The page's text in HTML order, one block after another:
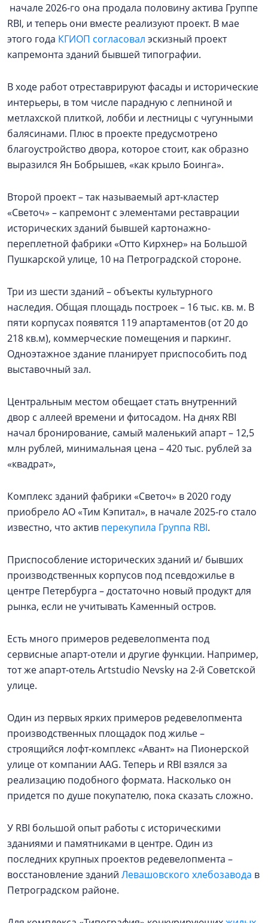
начале 2026-го она продала половину актива Группе
RBI, и теперь они вместе реализуют проект. В мае
этого года КГИОП согласовал эскизный проект
капремонта зданий бывшей типографии.
В ходе работ отреставрируют фасады и исторические
интерьеры, в том числе парадную с лепниной и
метлахской плиткой, лобби и лестницы с чугунными
балясинами. Плюс в проекте предусмотрено
благоустройство двора, которое стоит, как образно
выразился Ян Бобрышев, «как крыло Боинга».
Второй проект – так называемый арт-кластер
«Светоч» – капремонт с элементами реставрации
исторических зданий бывшей картонажно-
переплетной фабрики «Отто Кирхнер» на Большой
Пушкарской улице, 10 на Петроградской стороне.
Три из шести зданий – объекты культурного
наследия. Общая площадь построек – 16 тыс. кв. м. В
пяти корпусах появятся 119 апартаментов (от 20 до
218 кв.м), коммерческие помещения и паркинг.
Одноэтажное здание планирует приспособить под
выставочный зал.
Центральным местом обещает стать внутренний
двор с аллеей времени и фитосадом. На днях RBI
начал бронирование, самый маленький апарт – 12,5
млн рублей, минимальная цена – 420 тыс. рублей за
«квадрат»,
Комплекс зданий фабрики «Светоч» в 2020 году
приобрело АО «Тим Кэпитал», в начале 2025-го стало
известно, что актив перекупила Группа RBI.
Приспособление исторических зданий и/ бывших
производственных корпусов под псевдожилье в
центре Петербурга – достаточно новый продукт для
рынка, если не учитывать Каменный остров.
Есть много примеров редевелопмента под
сервисные апарт-отели и другие функции. Например,
тот же апарт-отель Artstudio Nevsky на 2-й Советской
улице.
Один из первых ярких примеров редевелопмента
производственных площадок под жилье –
строящийся лофт-комплекс «Авант» на Пионерской
улице от компании AAG. Теперь и RBI взялся за
реализацию подобного формата. Насколько он
придется по душе покупателю, пока сказать сложно.
У RBI большой опыт работы с историческими
зданиями и памятниками в центре. Один из
последних крупных проектов редевелопмента –
восстановление зданий Левашовского хлебозавода в
Петроградском районе.